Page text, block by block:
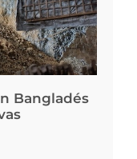
Bangladés